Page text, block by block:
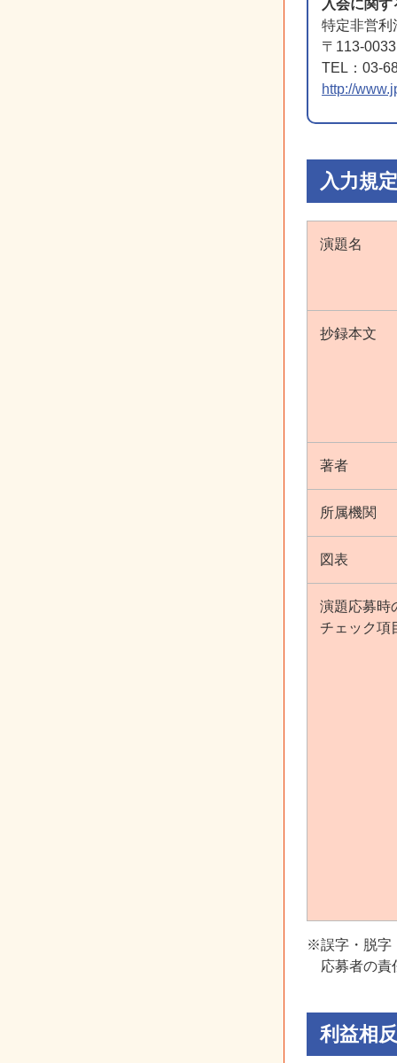
入会に関
特定非営利
〒113-
TEL：03-
http://
入力規定
演題名
抄録本文
著者
所属機関
図表
演題応募時
チェック項
※誤字・脱字
応募者の責
利益相